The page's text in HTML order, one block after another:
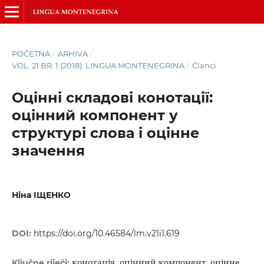
POČETNA / ARHIVA /
VOL. 21 BR. 1 (2018): LINGUA MONTENEGRINA / Članci
Оцінні складові конотації:
оцінний компонент у
структурі слова і оцінне
значення
Ніна ІЩЕНКО
DOI: https://doi.org/10.46584/lm.v21i1.619